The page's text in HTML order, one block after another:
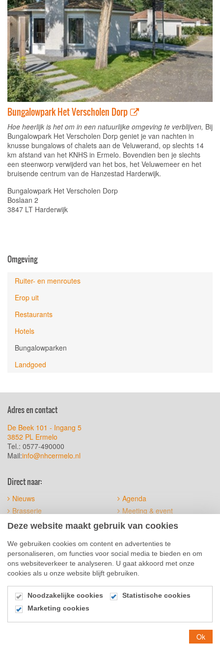
Bungalowpark Het Verscholen Dorp
Hoe heerlijk is het om in een natuurlijke omgeving te verblijven, Bij
Bungalowpark Het Verscholen Dorp geniet je van nachten in
knusse bungalows of chalets aan de Veluwerand, op slechts 14
km afstand van het KNHS in Ermelo. Bovendien ben je slechts
een steenworp verwijderd van het bos, het Veluwemeer en het
bruisende centrum van de Hanzestad Harderwijk.
Bungalowpark Het Verscholen Dorp
Boslaan 2
3847 LT Harderwijk
Omgeving
Ruiter- en menroutes
Erop uit
Restaurants
Hotels
Bungalowparken
Landgoed
Adres en contact
De Beek 101 - Ingang 5
3852 PL Ermelo
Tel.: 0577-490000
Mail:info@nhcermelo.nl
Direct naar:
Nieuws
Agenda
Brasserie
Meeting & event
Het terrein
Official suppliers
Social Media
© 2026
Deze website maakt gebruik van cookies
We gebruiken cookies om content en advertenties te
personaliseren, om functies voor social media te bieden en om
ons websiteverkeer te analyseren. U gaat akkoord met onze
cookies als u onze website blijft gebruiken.
Noodzakelijke cookies
Statistische cookies
Marketing cookies
Ok